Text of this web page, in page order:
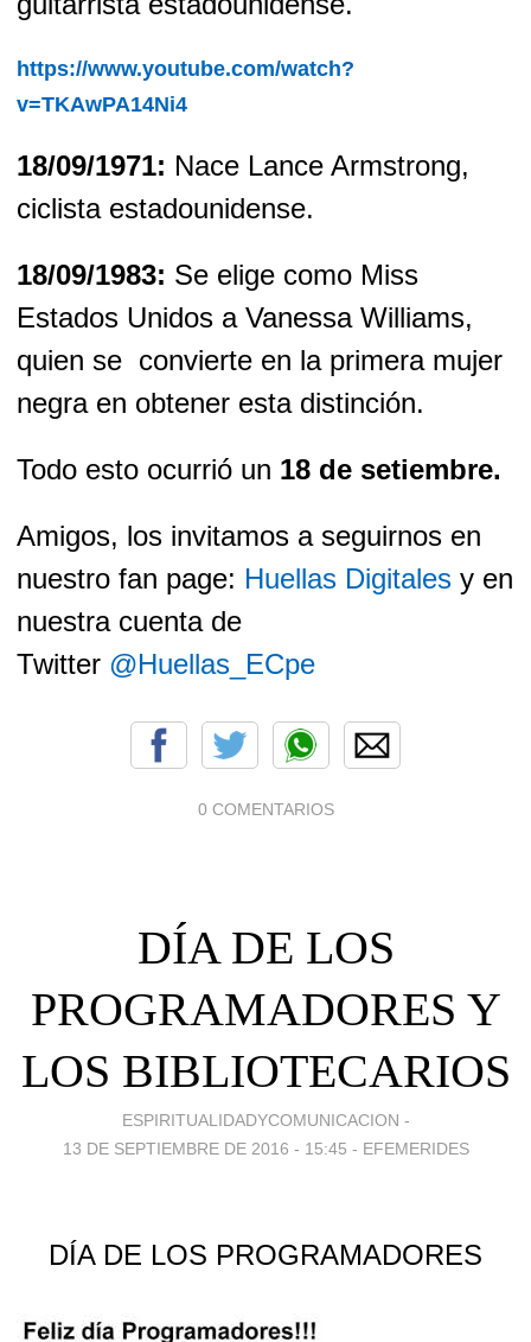
https://www.youtube.com/watch?
v=TKAwPA14Ni4
18/09/1971: Nace Lance Armstrong,
ciclista estadounidense.
18/09/1983: Se elige como Miss
Estados Unidos a Vanessa Williams,
quien se convierte en la primera mujer
negra en obtener esta distinción.
Todo esto ocurrió un 18 de setiembre.
Amigos, los invitamos a seguirnos en
nuestro fan page: Huellas Digitales y en
nuestra cuenta de
Twitter @Huellas_ECpe
0 COMENTARIOS
DÍA DE LOS
PROGRAMADORES Y
LOS BIBLIOTECARIOS
ESPIRITUALIDADYCOMUNICACION -
13 DE SEPTIEMBRE DE 2016 - 15:45 - EFEMERIDES
DÍA DE LOS PROGRAMADORES